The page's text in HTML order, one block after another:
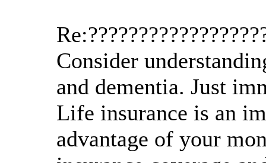
Consider
and dementia. Just
Life insurance is an
advantage of your